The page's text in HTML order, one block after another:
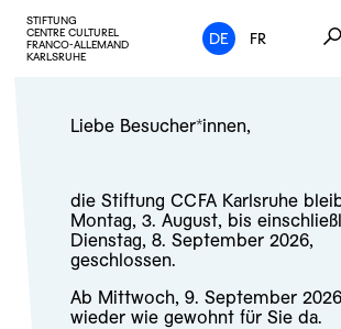
STIFTUNG
CENTRE CULTUREL
FRANCO-ALLEMAND
KARLSRUHE
DE FR
Liebe Besucher*innen,
die Stiftung CCFA Karlsruhe
Montag, 3. August, bis
Dienstag, 8. September 2026,
geschlossen.
Ab Mittwoch, 9. September
wieder wie gewohnt für Sie da.